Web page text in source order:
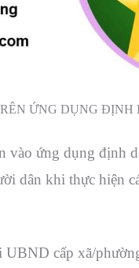
ỨNG DỤNG
vào ứng dụng định
dân khi thực hiện
cấp xã/